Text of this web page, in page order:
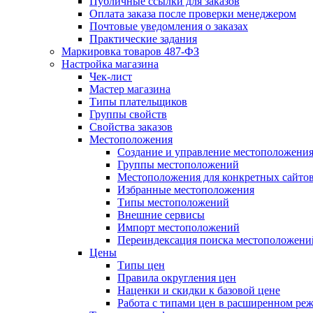
Оплата заказа после проверки менеджером
Почтовые уведомления о заказах
Практические задания
Маркировка товаров 487-ФЗ
Настройка магазина
Чек-лист
Мастер магазина
Типы плательщиков
Группы свойств
Свойства заказов
Местоположения
Создание и управление
Группы местоположений
Местоположения для конкретных сайтов
Избранные местоположения
Типы местоположений
Внешние сервисы
Импорт местоположений
Переиндексация поиска
Цены
Типы цен
Правила округления цен
Наценки и скидки к базовой цене
Работа с типами цен в расширенном